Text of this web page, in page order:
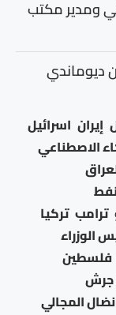
ومدير مكتب
ديوماندي
إيران اسرائيل
الاصطناعي
ترامب تركيا
الوزراء
فلسطين
جرش
نضال المجالي